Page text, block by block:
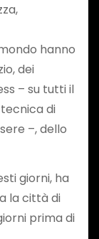
hanno
dei
– su tutti il
di
–, dello
giorni, ha
la città di
prima di